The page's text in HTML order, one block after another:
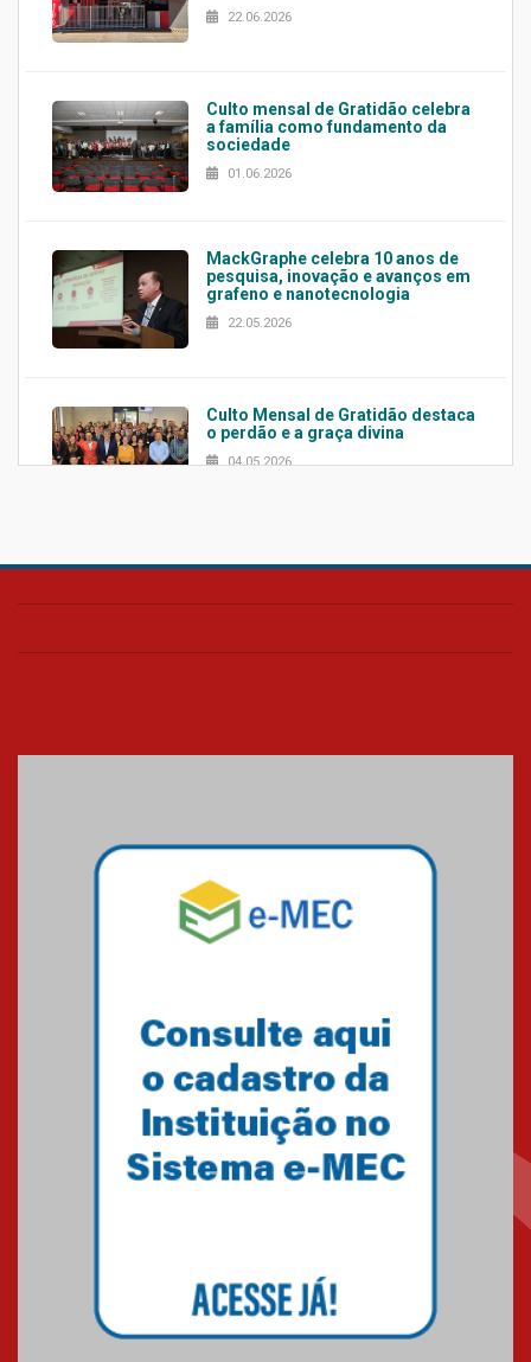
22.06.2026
Culto mensal de Gratidão celebra
a família como fundamento da
sociedade
01.06.2026
MackGraphe celebra 10 anos de
pesquisa, inovação e avanços em
grafeno e nanotecnologia
22.05.2026
Culto Mensal de Gratidão destaca
o perdão e a graça divina
04.05.2026
Confira como foi o culto mensal
Mackenzie mobiliza campanha
solidária para apoiar famílias em
Minas Gerais
Primeiro culto do ano ressalta o
27.02.2026